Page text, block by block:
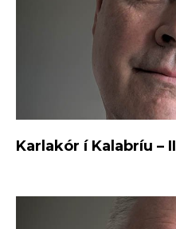
Karlakór í Kalabríu – II